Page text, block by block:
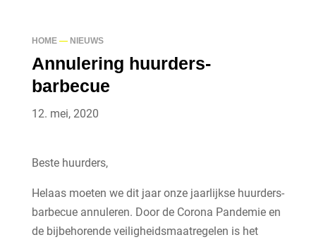
HOME —NIEUWS
Annulering huurders-
barbecue
12. mei, 2020
Beste huurders,
Helaas moeten we dit jaar onze jaarlijkse huurders-
barbecue annuleren. Door de Corona Pandemie en
de bijbehorende veiligheidsmaatregelen is het